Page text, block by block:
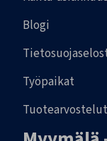
Blogi
Työpaikat
Tuotearvostelut